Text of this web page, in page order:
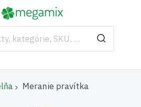
Meranie pravítka